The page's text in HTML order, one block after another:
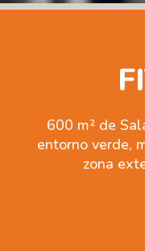
600 m² de
entorno verde,
zona